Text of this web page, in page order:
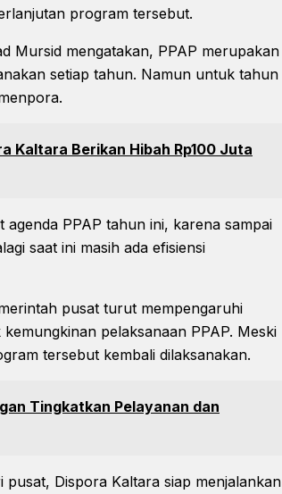
program tersebut.
Mursid mengatakan, PPAP merupakan
setiap tahun. Namun untuk tahun
Kaltara Berikan Hibah Rp100 Juta
PPAP tahun ini, karena sampai
saat ini masih ada efisiensi
pusat turut mempengaruhi
pelaksanaan PPAP. Meski
tersebut kembali dilaksanakan.
Tingkatkan Pelayanan dan
Dispora Kaltara siap menjalankan